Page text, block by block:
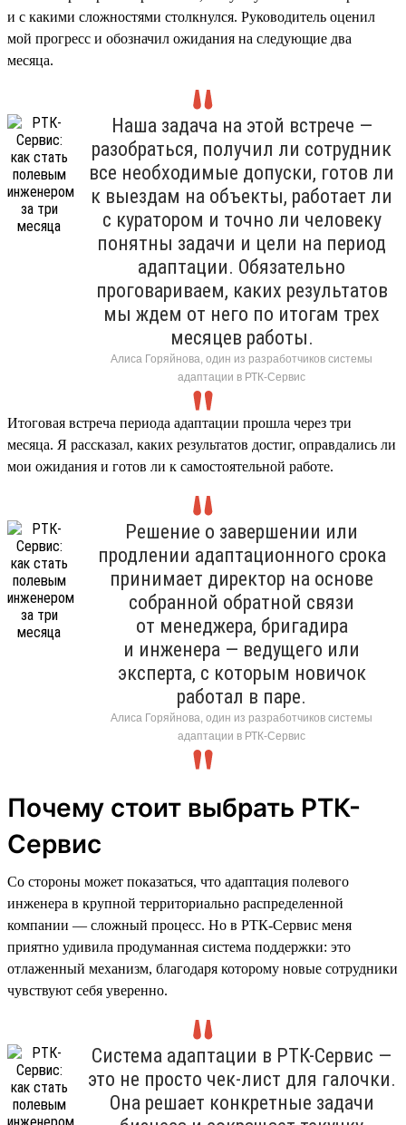
и с какими сложностями столкнулся. Руководитель оценил
мой прогресс и обозначил ожидания на следующие два
месяца.
Наша задача на этой встрече —
разобраться, получил ли сотрудник
все необходимые допуски, готов ли
к выездам на объекты, работает ли
с куратором и точно ли человеку
понятны задачи и цели на период
адаптации. Обязательно
проговариваем, каких результатов
мы ждем от него по итогам трех
месяцев работы.
Алиса Горяйнова, один из разработчиков системы
адаптации в РТК-Сервис
Итоговая встреча периода адаптации прошла через три
месяца. Я рассказал, каких результатов достиг, оправдались ли
мои ожидания и готов ли к самостоятельной работе.
Решение о завершении или
продлении адаптационного срока
принимает директор на основе
собранной обратной связи
от менеджера, бригадира
и инженера — ведущего или
эксперта, с которым новичок
работал в паре.
Алиса Горяйнова, один из разработчиков системы
адаптации в РТК-Сервис
Почему стоит выбрать РТК-
Сервис
Со стороны может показаться, что адаптация полевого
инженера в крупной территориально распределенной
компании — сложный процесс. Но в РТК-Сервис меня
приятно удивила продуманная система поддержки: это
отлаженный механизм, благодаря которому новые сотрудники
чувствуют себя уверенно.
Система адаптации в РТК-Сервис —
это не просто чек-лист для галочки.
Она решает конкретные задачи